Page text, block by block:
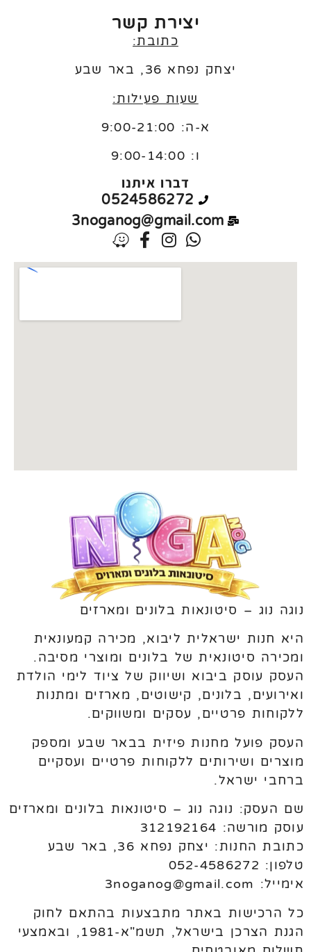
יצירת קשר
כתובת:
יצחק נפחא 36, באר שבע
שעות פעילות:
א-ה: 9:00-21:00
ו: 9:00-14:00
דברו איתנו
0524586272
3noganog@gmail.com
נוגה נוג – סיטונאות בלונים ומארזים
היא חנות ישראלית ליבוא, מכירה קמעונאית
ומכירה סיטונאית של בלונים ומוצרי מסיבה.
העסק עוסק ביבוא ושיווק של ציוד לימי הולדת
ואירועים, בלונים, קישוטים, מארזים ומתנות
ללקוחות פרטיים, עסקים ומשווקים.
העסק פועל מחנות פיזית בבאר שבע ומספק
מוצרים ושירותים ללקוחות פרטיים ועסקיים
ברחבי ישראל.
שם העסק: נוגה נוג – סיטונאות בלונים ומארזים
עוסק מורשה: 312192164
כתובת החנות: יצחק נפחא 36, באר שבע
טלפון: 052-4586272
אימייל: 3noganog@gmail.com
כל הרכישות באתר מתבצעות בהתאם לחוק
הגנת הצרכן בישראל, תשמ"א-1981, ובאמצעי